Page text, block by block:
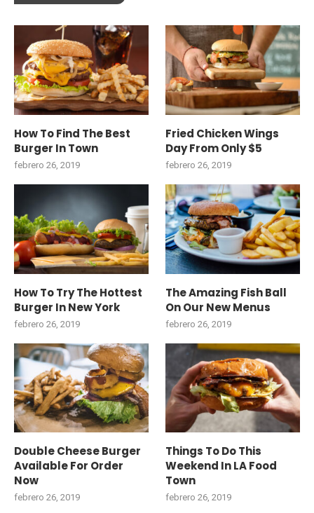
How To Find The Best
Burger In Town
febrero 26, 2019
Fried Chicken Wings
Day From Only $5
febrero 26, 2019
How To Try The Hottest
Burger In New York
febrero 26, 2019
The Amazing Fish Ball
On Our New Menus
febrero 26, 2019
Double Cheese Burger
Available For Order
Now
febrero 26, 2019
Things To Do This
Weekend In LA Food
Town
febrero 26, 2019